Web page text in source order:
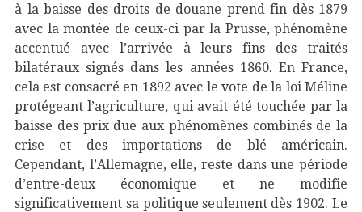
à la baisse des droits de douane prend fin dès 1879
avec la montée de ceux-ci par la Prusse, phénomène
accentué avec l’arrivée à leurs fins des traités
bilatéraux signés dans les années 1860. En France,
cela est consacré en 1892 avec le vote de la loi Méline
protégeant l’agriculture, qui avait été touchée par la
baisse des prix due aux phénomènes combinés de la
crise et des importations de blé américain.
Cependant, l’Allemagne, elle, reste dans une période
d’entre-deux économique et ne modifie
significativement sa politique seulement dès 1902. Le